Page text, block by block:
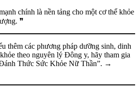
chính là nền tảng cho một cơ thể khỏe
❞
thêm các phương pháp dưỡng sinh, dinh
theo nguyên lý Đông y, hãy tham gia
Thức Sức Khỏe Nữ Thần”. →